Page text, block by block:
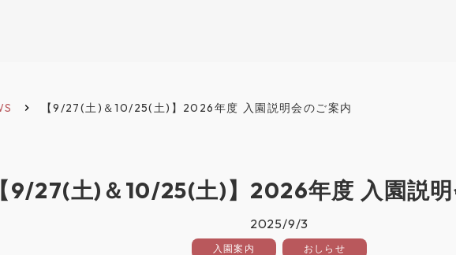
keyboard_arrow_right 【9/27(土)＆10/25(土)】2026年度 入園説明会のご案内
【9/27(土)＆10/25(土)】2026年度 入園説
2025/9/3
入園案内 おしらせ